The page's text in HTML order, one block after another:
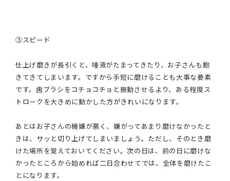
③スピード
仕上げ磨きが長引くと、唾液がたまってきたり、お子さんも飽
きてきてしまいます。ですから手短に磨けることも大事な要素
です。歯ブラシをコチョコチョと振動させるより、ある程度ス
トロークを大きめに動かした方がきれいになります。
あとはお子さんの機嫌が悪く、嫌がってあまり磨けなかったと
きは、サッと切り上げてしまいましょう。ただし、そのとき磨
けた場所を覚えておいてください。次の日は、前の日に磨けな
かったところから始めれば二日合わせてでは、全体を磨けたこ
とになります。